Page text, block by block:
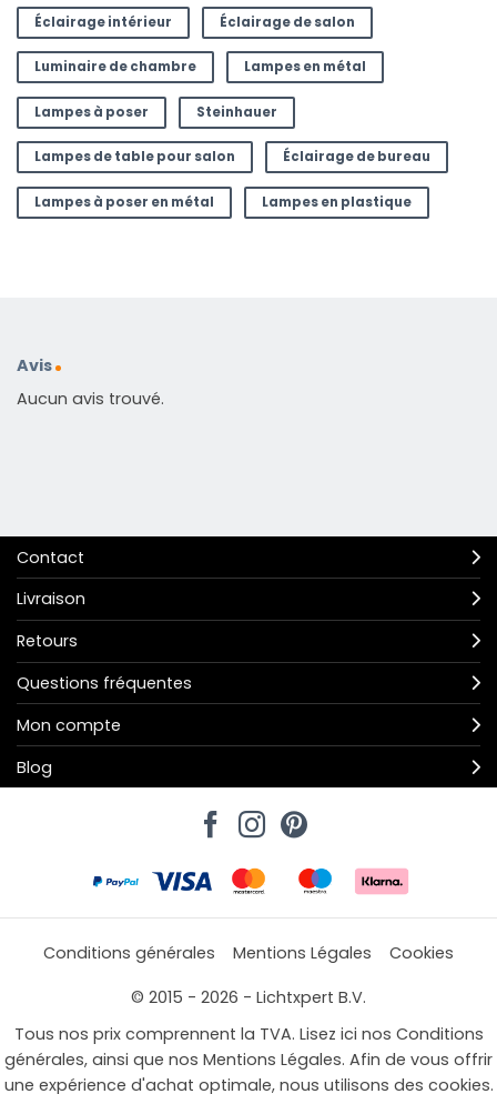
Éclairage intérieur Éclairage de salon
Luminaire de chambre Lampes en métal
Lampes à poser Steinhauer
Lampes de table pour salon Éclairage de bureau
Lampes à poser en métal Lampes en plastique
Avis
Aucun avis trouvé.
Contact
Livraison
Retours
Questions fréquentes
Mon compte
Blog
Conditions générales Mentions Légales
Cookies
© 2015 - 2026 - Lichtxpert B.V.
Tous nos prix comprennent la TVA. Lisez ici nos Conditions
générales, ainsi que nos Mentions Légales. Afin de vous offrir
une expérience d'achat optimale, nous utilisons des cookies.